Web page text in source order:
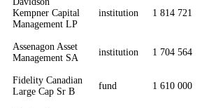
Kempner Capital
Management LP
institution 1 814 721
Assenagon Asset
Management SA
institution 1 704 564
Fidelity Canadian
Large Cap Sr B
fund 1 610 000